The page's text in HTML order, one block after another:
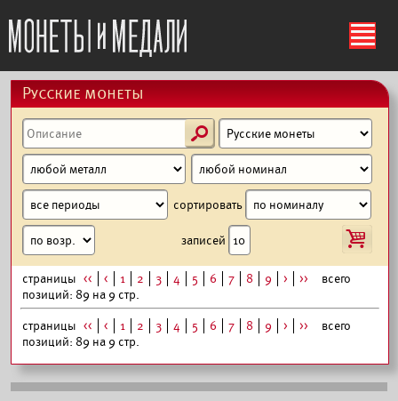
ś
Русские монеты
s
сортировать
записей i
страницы << < 1 2 3 4 5 6 7 8 9 > >>
всего
позиций: 89 на 9 стр.
страницы << < 1 2 3 4 5 6 7 8 9 > >>
всего
позиций: 89 на 9 стр.